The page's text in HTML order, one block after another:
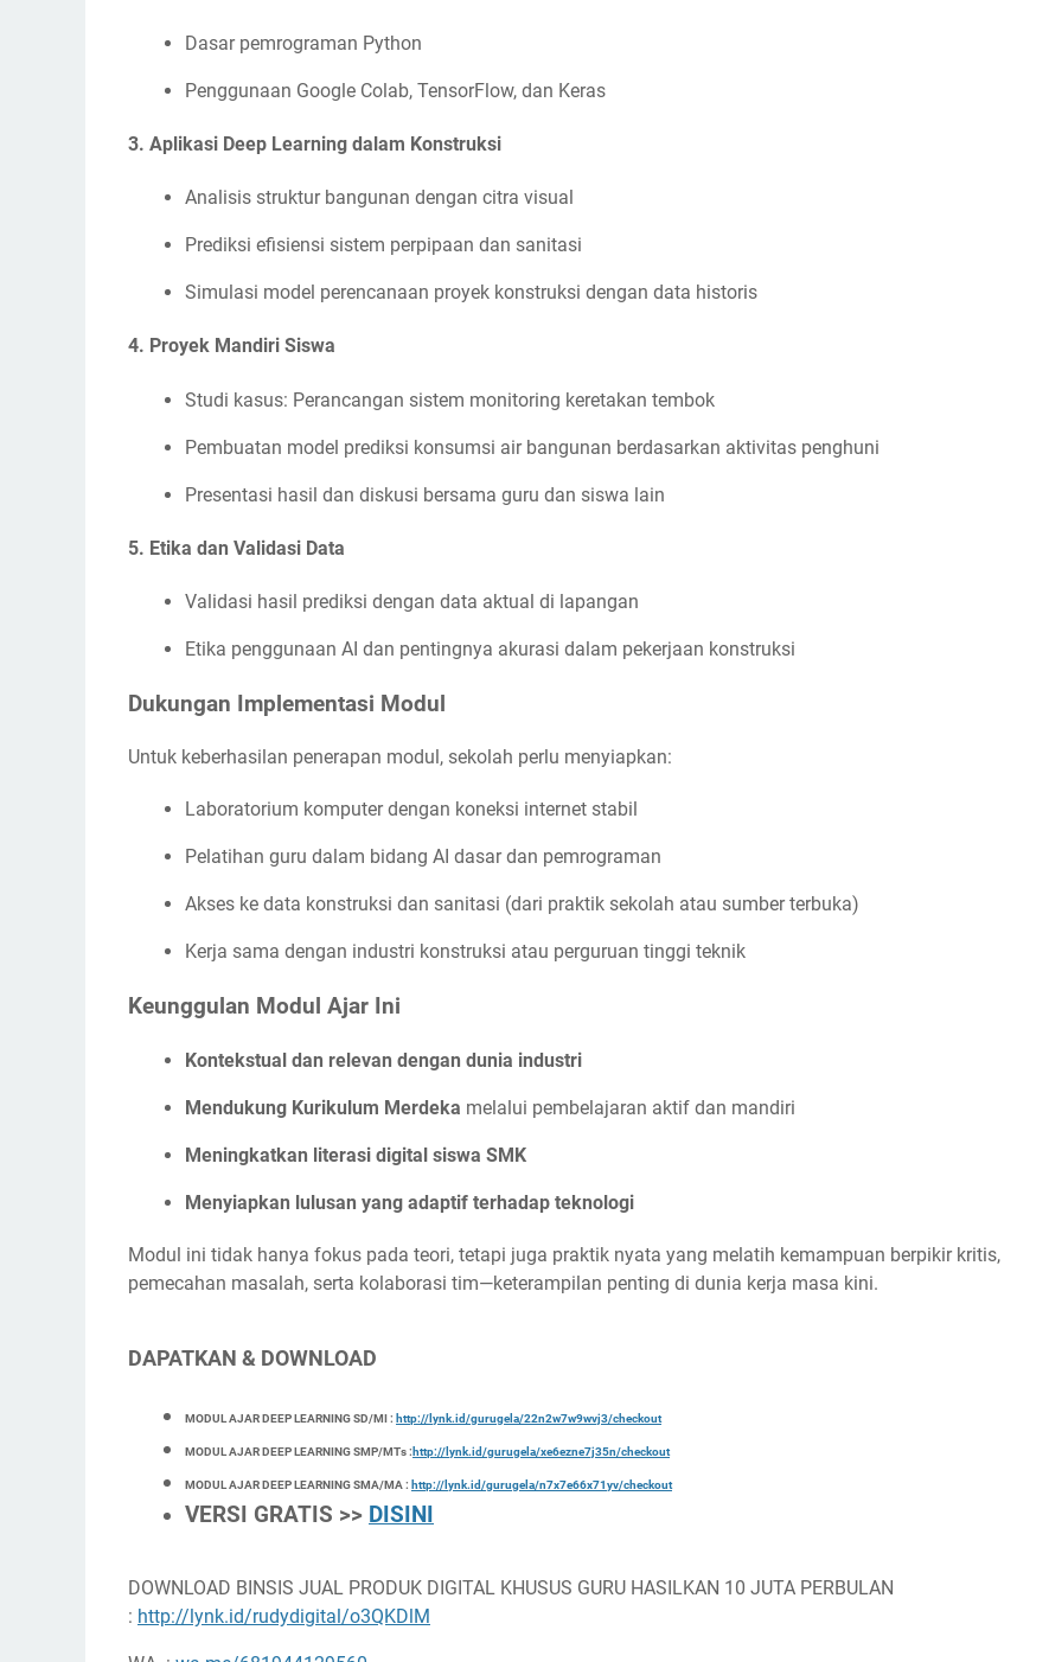
Dasar pemrograman Python
Penggunaan Google Colab, TensorFlow, dan Keras
3. Aplikasi Deep Learning dalam Konstruksi
Analisis struktur bangunan dengan citra visual
Prediksi efisiensi sistem perpipaan dan sanitasi
Simulasi model perencanaan proyek konstruksi dengan data historis
4. Proyek Mandiri Siswa
Studi kasus: Perancangan sistem monitoring keretakan tembok
Pembuatan model prediksi konsumsi air bangunan berdasarkan aktivitas penghuni
Presentasi hasil dan diskusi bersama guru dan siswa lain
5. Etika dan Validasi Data
Validasi hasil prediksi dengan data aktual di lapangan
Etika penggunaan AI dan pentingnya akurasi dalam pekerjaan konstruksi
Dukungan Implementasi Modul
Untuk keberhasilan penerapan modul, sekolah perlu menyiapkan:
Laboratorium komputer dengan koneksi internet stabil
Pelatihan guru dalam bidang AI dasar dan pemrograman
Akses ke data konstruksi dan sanitasi (dari praktik sekolah atau sumber terbuka)
Kerja sama dengan industri konstruksi atau perguruan tinggi teknik
Keunggulan Modul Ajar Ini
Kontekstual dan relevan dengan dunia industri
Mendukung Kurikulum Merdeka melalui pembelajaran aktif dan mandiri
Meningkatkan literasi digital siswa SMK
Menyiapkan lulusan yang adaptif terhadap teknologi
Modul ini tidak hanya fokus pada teori, tetapi juga praktik nyata yang melatih kemampuan berpikir kritis,
pemecahan masalah, serta kolaborasi tim—keterampilan penting di dunia kerja masa kini.
DAPATKAN & DOWNLOAD
MODUL AJAR DEEP LEARNING SD/MI : http://lynk.id/gurugela/22n2w7w9wvj3/checkout
MODUL AJAR DEEP LEARNING SMP/MTs : http://lynk.id/gurugela/xe6ezne7j35n/checkout
MODUL AJAR DEEP LEARNING SMA/MA : http://lynk.id/gurugela/n7x7e66x71yv/checkout
VERSI GRATIS >> DISINI
DOWNLOAD BINSIS JUAL PRODUK DIGITAL KHUSUS GURU HASILKAN 10 JUTA PERBULAN
: http://lynk.id/rudydigital/o3QKDlM